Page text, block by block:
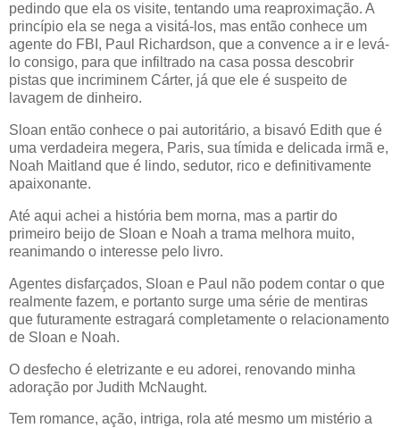
pedindo que ela os visite, tentando uma reaproximação. A
princípio ela se nega a visitá-los, mas então conhece um
agente do FBI, Paul Richardson, que a convence a ir e levá-
lo consigo, para que infiltrado na casa possa descobrir
pistas que incriminem Cárter, já que ele é suspeito de
lavagem de dinheiro.
Sloan então conhece o pai autoritário, a bisavó Edith que é
uma verdadeira megera, Paris, sua tímida e delicada irmã e,
Noah Maitland que é lindo, sedutor, rico e definitivamente
apaixonante.
Até aqui achei a história bem morna, mas a partir do
primeiro beijo de Sloan e Noah a trama melhora muito,
reanimando o interesse pelo livro.
Agentes disfarçados, Sloan e Paul não podem contar o que
realmente fazem, e portanto surge uma série de mentiras
que futuramente estragará completamente o relacionamento
de Sloan e Noah.
O desfecho é eletrizante e eu adorei, renovando minha
adoração por Judith McNaught.
Tem romance, ação, intriga, rola até mesmo um mistério a